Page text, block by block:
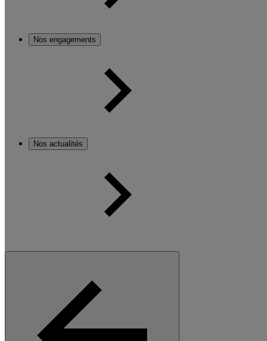
Nos engagements
Nos actualités